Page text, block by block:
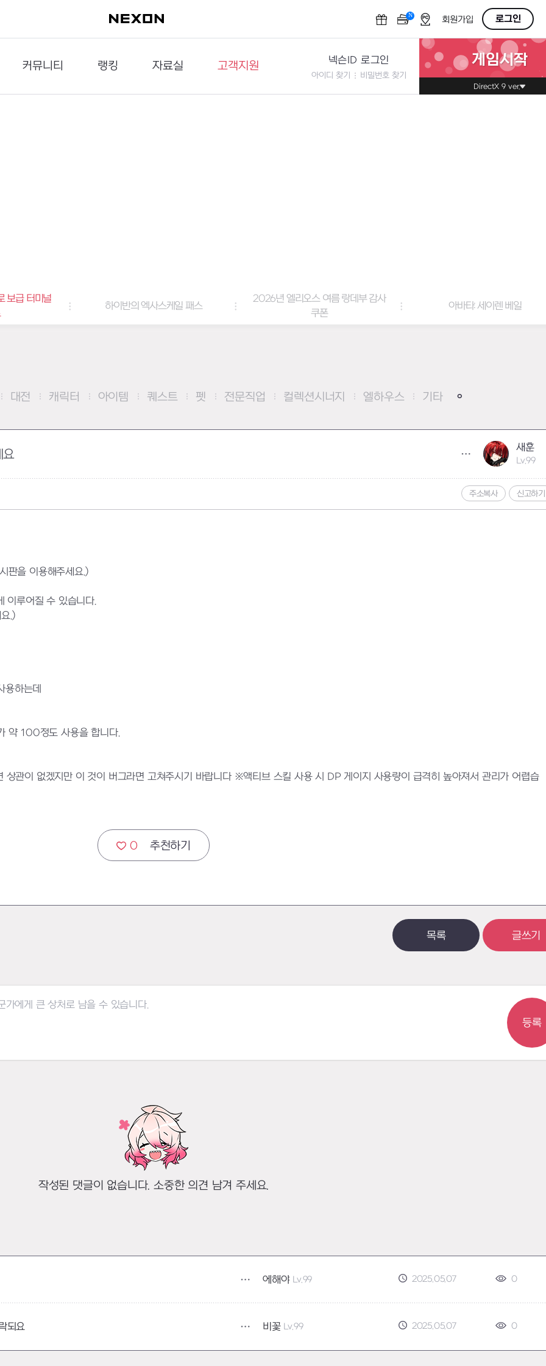
N OFF회원가입 로그인
커뮤니티
이슈게시판
랭킹
던전랭킹
자료실
다운로드
고객지원
문의하기
넥슨ID 로그인
아이디 찾기 비밀번호 찾기
게임시작
DirectX 9 ver.
보급 터미널
하이반의 엑사스케일 패스
2026년 엘리오스 여름 랑데부 감사
쿠폰
아바타: 세이렌 베일
대전 캐릭터 아이템 퀘스트 펫 전문직업 컬렉션시너지 엘하우스 기타
요 새훈
Lv.99
주소복사 신고하기
판을 이용해주세요.)
이루어질 수 있습니다.
.)
하는데
약 100정도 사용을 합니다.
관이 없겠지만 이 것이 버그라면 고쳐주시기 바랍니다 ※액티브 스킬 사용 시 DP 게이지 사용량이 급격히 높아져서 관리가 어렵습
0 추천하기
목록 글쓰기
등록
작성된 댓글이 없습니다. 소중한 의견 남겨 주세요.
에해야 Lv.99 2025.05.07 0
되요 비꽃 Lv.99 2025.05.07 0